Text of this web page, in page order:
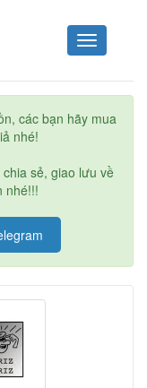
Toggle
navigation
các bạn hãy mua
nhé!
sẻ, giao lưu về
nhé!!!